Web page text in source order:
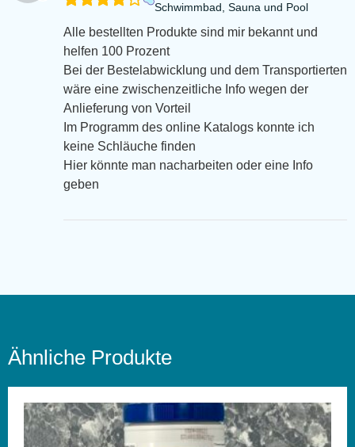
Schwimmbad, Sauna und Pool
Alle bestellten Produkte sind mir bekannt und
helfen 100 Prozent
Bei der Bestelabwicklung und dem Transportierten
wäre eine zwischenzeitliche Info wegen der
Anlieferung von Vorteil
Im Programm des online Katalogs konnte ich
keine Schläuche finden
Hier könnte man nacharbeiten oder eine Info
geben
Ähnliche Produkte